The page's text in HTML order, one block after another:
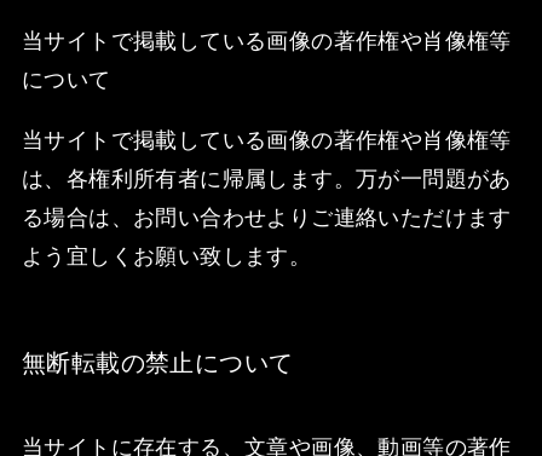
当サイトで掲載している画像の著作権や肖像権等
について
当サイトで掲載している画像の著作権や肖像権等
は、各権利所有者に帰属します。万が一問題があ
る場合は、お問い合わせよりご連絡いただけます
よう宜しくお願い致します。
無断転載の禁止について
当サイトに存在する、文章や画像、動画等の著作